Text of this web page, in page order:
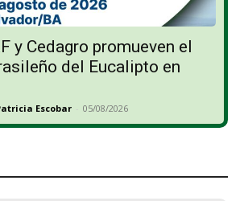
y Cedagro promueven el
del Eucalipto en
Escobar - 05/08/2026